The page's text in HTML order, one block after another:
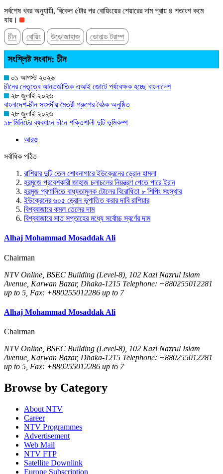
সর্বশেষ খবর অনুযায়ী, বিকেল ৫টার পর বোয়িংয়ের শেয়ারের দাম প্রায় ৪ শতাংশ কমে
যায়।
চীন
বোয়িং উড়োজাহাজ ডোনাল্ড ট্রাম্প
সংশ্লিষ্ট সংবাদ: চীন
০১ আগস্ট ২০২৬
চীনের নেতৃত্বে আন্তর্জাতিক এআই জোটে পর্যবেক্ষক হচ্ছে বাংলাদেশ
২৮ জুলাই ২০২৬
বাংলাদেশ-চীন সংসদীয় মৈত্রী গ্রুপের বৈঠক অনুষ্ঠিত
২৮ জুলাই ২০২৬
১৮ মিনিটের ব্যবধানে চীনে শক্তিশালী দুটি ভূমিকম্প
আরও
সর্বাধিক পঠিত
রাশিয়ার দুটি তেল শোধনাগারে ইউক্রেনের ড্রোন হামলা
হরমুজে প্রবেশকারী জাহাজ চলাচলের নিয়ন্ত্রণ পেতে পারে ইরান
হরমুজ প্রণালিতে বাধ্যতামূলক টোলের বিরোধিতা ৮ শিপিং সংস্থার
ইউক্রেনের ৬০৫ ড্রোন ভূপাতিত করার দাবি রাশিয়ার
বিশ্ববাজারে কমল তেলের দাম
বিশ্ববাজারে সাত সপ্তাহের মধ্যে সর্বোচ্চ স্বর্ণের দাম
Alhaj Mohammad Mosaddak Ali
Chairman
NTV Online, BSEC Building (Level-8), 102 Kazi Nazrul Islam
Avenue, Karwan Bazar, Dhaka-1215 Telephone: +880255012281
up to 5, Fax: +880255012286 up to 7
Alhaj Mohammad Mosaddak Ali
Chairman
NTV Online, BSEC Building (Level-8), 102 Kazi Nazrul Islam
Avenue, Karwan Bazar, Dhaka-1215 Telephone: +880255012281
up to 5, Fax: +880255012286 up to 7
Browse by Category
About NTV
Career
NTV Programmes
Advertisement
Web Mail
NTV FTP
Satellite Downlink
Europe Subscription